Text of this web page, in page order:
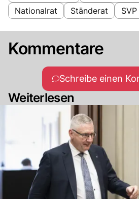
Nationalrat
Ständerat SVP
Kommentare
Schreibe einen
Weiterlesen